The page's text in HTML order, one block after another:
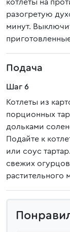
котлеты на
разогретую
минут.
Подача
Шаг 6
Котлеты из
порционных
дольками
Подайте к
или соус
свежих
растительного